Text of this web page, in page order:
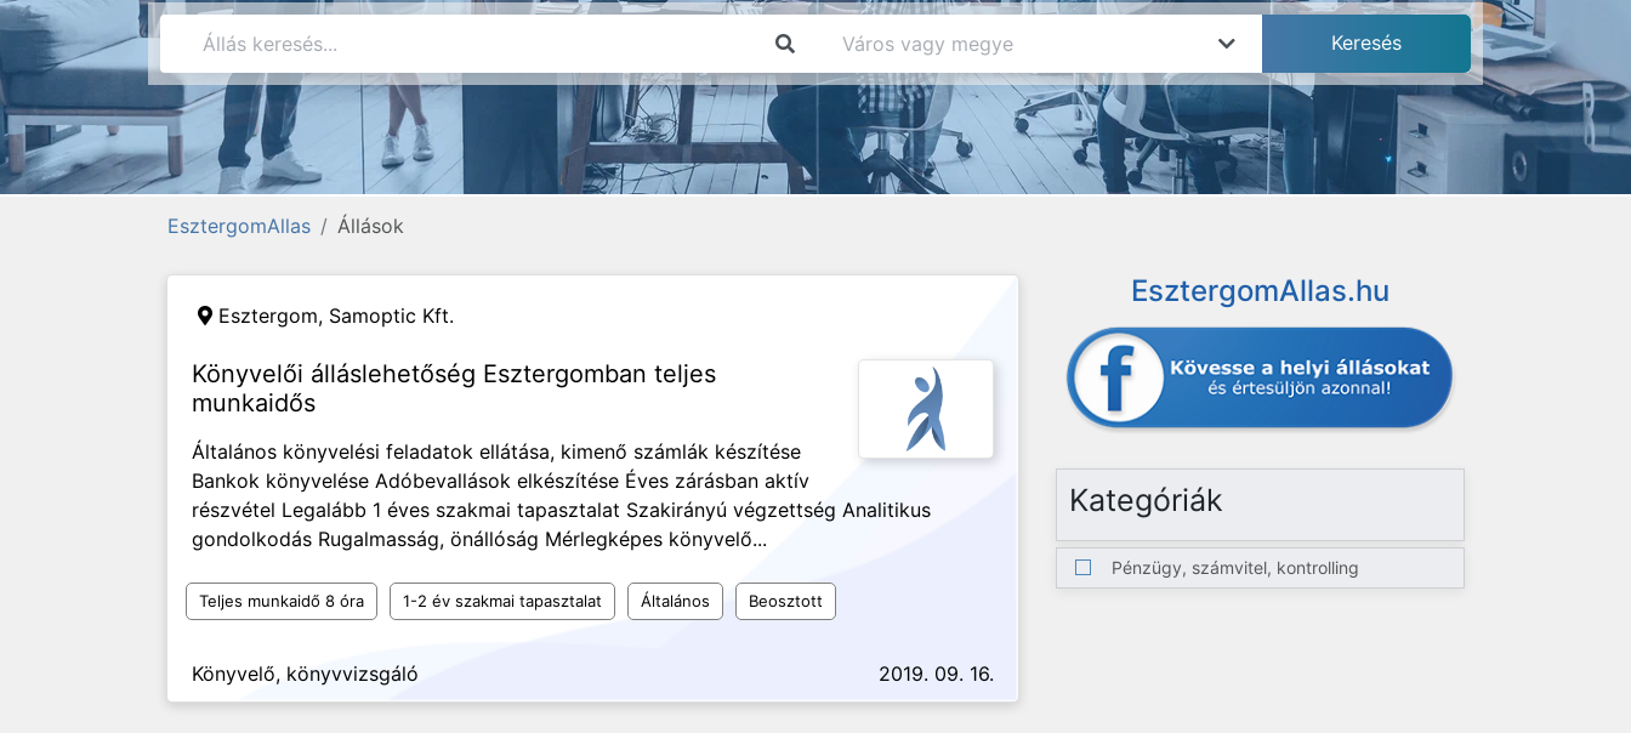
EsztergomAllas Állások
Esztergom, Samoptic Kft.
Könyvelői álláslehetőség Esztergomban teljes
munkaidős
Általános könyvelési feladatok ellátása, kimenő számlák készítése
Bankok könyvelése Adóbevallások elkészítése Éves zárásban aktív
részvétel Legalább 1 éves szakmai tapasztalat Szakirányú végzettség Analitikus
gondolkodás Rugalmasság, önállóság Mérlegképes könyvelő...
Teljes munkaidő 8 óra 1-2 év szakmai tapasztalat Általános Beosztott
Könyvelő, könyvvizsgáló 2019. 09. 16.
EsztergomAllas.hu
Kategóriák
Pénzügy, számvitel, kontrolling